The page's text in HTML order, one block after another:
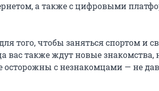
а также с цифровыми
того, чтобы заняться спортом и
вас также ждут новые знакомства,
осторожны с незнакомцами — не